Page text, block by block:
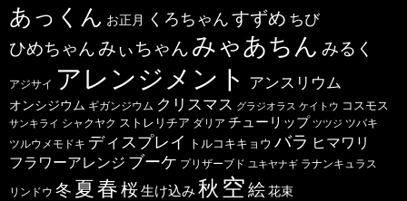
あっくん お正月 くろちゃんすずめ ちび
ひめちゃんみぃちゃん みゃあちん みるく
アジサイ アレンジメント アンスリウム
オンシジウム ギガンジウム クリスマス グラジオラス ケイトウ コスモス
サンキライ シャクヤク ストレリチア ダリア チューリップ ツツジ ツバキ
ツルウメモドキ ディスプレイ トルコキキョウ バラ ヒマワリ
フラワーアレンジ ブーケ プリザーブド ユキヤナギ ラナンキュラス
リンドウ 冬 夏春桜生け込み 秋 空絵花束